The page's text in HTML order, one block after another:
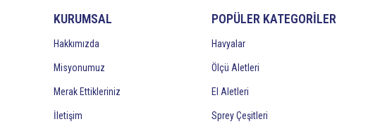
KURUMSAL
Hakkımızda
Misyonumuz
Merak Ettikleriniz
İletişim
POPÜLER KATEGORİLER
Havyalar
Ölçü Aletleri
El Aletleri
Sprey Çeşitleri